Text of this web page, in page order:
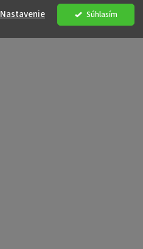
Súhlasím
Nastavenie